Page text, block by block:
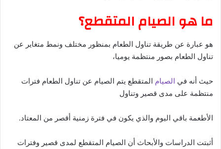
ما هو الصيام المتقطع؟
هو عبارة عن طريقة تناول الطعام بمنظور مختلف ونمط متغاير عن
تناول الطعام بصور منتظمة يوميا،
حيث أنه في الصيام المتقطع يتم الصيام عن تناول الطعام فترات
منتظمة على مدى قصير وتناول
الأطعمة باقي اليوم والذي يكون في فترة زمنية أقصر من المعتاد.
أثبتت الدراسات والأبحاث أن الصيام المتقطع لمدى قصير وفترات